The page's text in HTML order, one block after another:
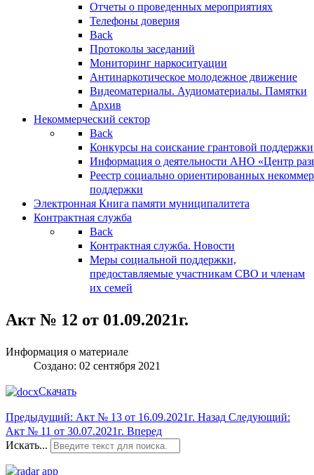
Отчеты о проведенных мероприятиях
Телефоны доверия
Back
Протоколы заседаний
Мониторинг наркоситуации
Антинаркотическое молодежное движение
Видеоматериалы. Аудиоматериалы. Памятки
Архив
Некоммерческий сектор
Back
Конкурсы на соискание грантовой поддержки
Информация о деятельности АНО «Центр
Реестр социально ориентированных
поддержки
Электронная Книга памяти муниципалитета
Контрактная служба
Back
Контрактная служба. Новости
Меры социальной поддержки,
предоставляемые участникам СВО и членам
их семей
Акт № 12 от 01.09.2021г.
Информация о материале
Создано: 02 сентября 2021
Скачать
Предыдущий: Акт № 13 от 16.09.2021г. Назад Следующий:
Акт № 11 от 30.07.2021г. Вперед
Искать...